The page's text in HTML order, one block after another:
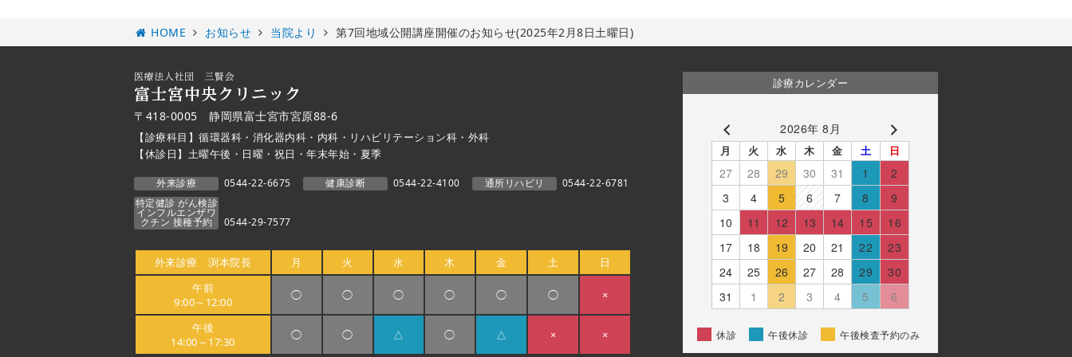
HOME お知らせ 当院より 第7回地域公開講座開催のお知らせ(2025年2月8日土曜日)
〒418-0005 静岡県富士宮市宮原88-6
【診療科目】循環器科・消化器内科・内科・リハビリテーション科・外科
【休診日】土曜午後・日曜・祝日・年末年始・夏季
外来診療 0544-22-6675 健康診断 0544-22-4100 通所リハビリ
0544-22-6781
特定健診 がん検診
インフルエンザワ
クチン 接種予約 0544-29-7577
外来診療 渕本院長 月 火 水 木 金 土
日
午前
9:00～12:00
◯ ◯ ◯ ◯ ◯ ◯ ×
午後
14:00～17:30
◯ ◯ △ ◯ △ × ×
診療カレンダー
2026年 8月
月 火 水 木 金 土 日
27 28 29 30 31 1
2
3
4 5 6 7 8
9
10
11 12 13 14 15
16
17
18 19 20 21 22
23
24
25 26 27 28 29
30
31
1 2 3 4 5 6
休診 午後休診 午後検査予約のみ